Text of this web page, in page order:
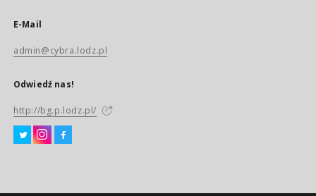
E-Mail
admin@cybra.lodz.pl
Odwiedź nas!
http://bg.p.lodz.pl/